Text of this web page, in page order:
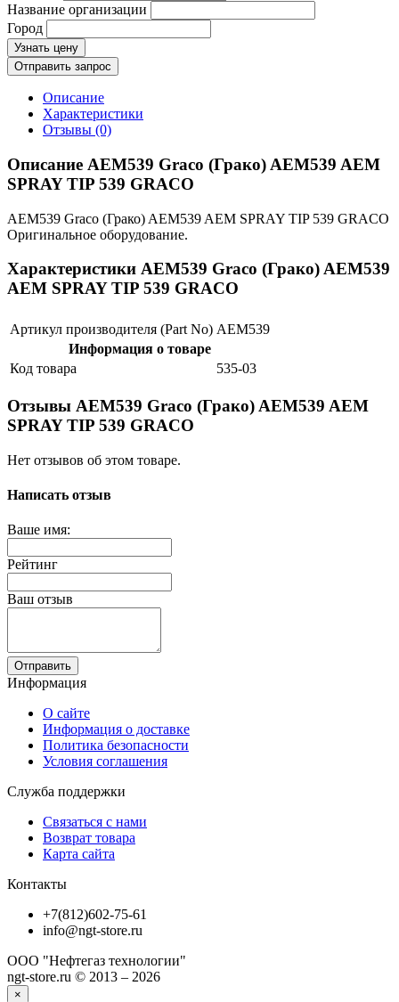
Название организации
Город
Узнать цену
Отправить запрос
Описание
Характеристики
Отзывы (0)
Описание AEM539 Graco (Грако) AEM539 AEM
SPRAY TIP 539 GRACO
AEM539 Graco (Грако) AEM539 AEM SPRAY TIP 539 GRACO
Оригинальное оборудование.
Характеристики AEM539 Graco (Грако) AEM539
AEM SPRAY TIP 539 GRACO
Артикул производителя (Part No) AEM539
Информация о товаре
Код товара
535-03
Отзывы AEM539 Graco (Грако) AEM539 AEM
SPRAY TIP 539 GRACO
Нет отзывов об этом товаре.
Написать отзыв
Ваше имя:
Рейтинг
Ваш отзыв
Отправить
Информация
О сайте
Информация о доставке
Политика безопасности
Условия соглашения
Служба поддержки
Связаться с нами
Возврат товара
Карта сайта
Контакты
+7(812)602-75-61
info@ngt-store.ru
ООО "Нефтегаз технологии"
ngt-store.ru © 2013 – 2026
×